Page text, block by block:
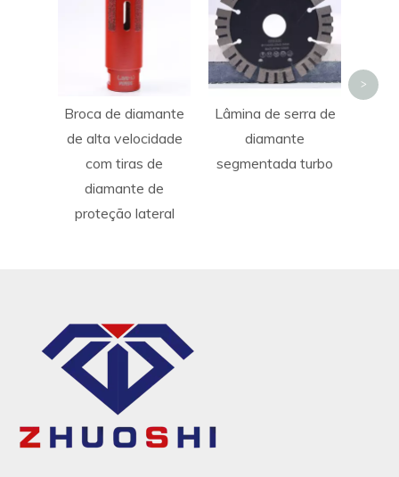
Broca de diamante
de alta velocidade
com tiras de
diamante de
proteção lateral
Lâmina de serra de
diamante
segmentada turbo
>